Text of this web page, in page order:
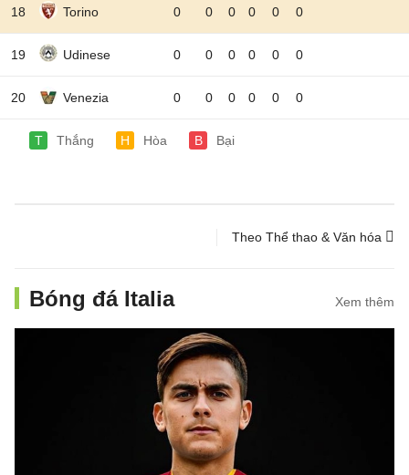
18 Torino 0 0 0 0 0 0
19 Udinese 0 0 0 0 0 0
20 Venezia 0 0 0 0 0 0
T Thắng H Hòa B Bại
Theo Thể thao & Văn hóa
Bóng đá Italia Xem thêm